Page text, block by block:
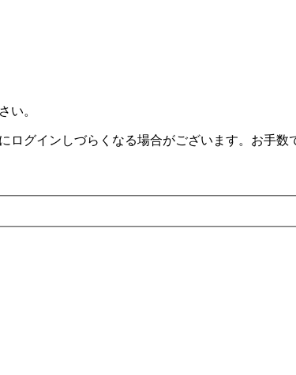
い。
グインしづらくなる場合がございます。お手